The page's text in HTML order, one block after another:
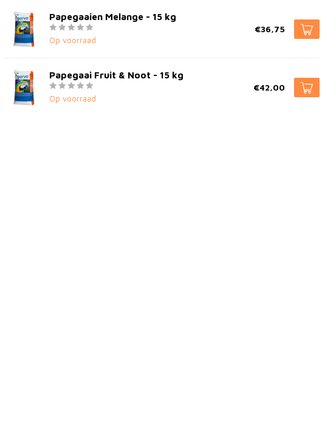
Papegaaien Melange - 15 kg
Op voorraad
€36,75
Papegaai Fruit & Noot - 15 kg
Op voorraad
€42,00